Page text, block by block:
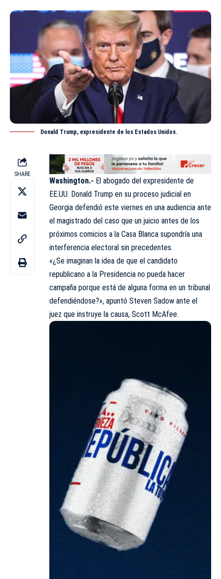
Donald Trump, expresidente de los Estados Unidos.
SHARE
Washington.- El abogado del expresidente de
EE.UU. Donald Trump en su proceso judicial en
Georgia defendió este viernes en una audiencia ante
el magistrado del caso que un juicio antes de los
próximos comicios a la Casa Blanca supondría una
interferencia electoral sin precedentes.
«¿Se imaginan la idea de que el candidato
republicano a la Presidencia no pueda hacer
campaña porque está de alguna forma en un tribunal
defendiéndose?», apuntó Steven Sadow ante el
juez que instruye la causa, Scott McAfee.